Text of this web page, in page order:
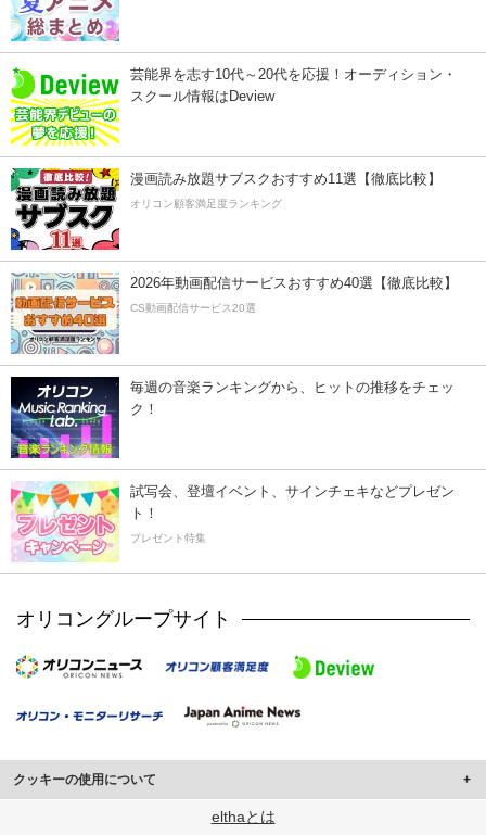
芸能界を志す10代～20代を応援！オーディション・
スクール情報はDeview
漫画読み放題サブスクおすすめ11選【徹底比較】
オリコン顧客満足度ランキング
2026年動画配信サービスおすすめ40選【徹底比較】
CS動画配信サービス20選
毎週の音楽ランキングから、ヒットの推移をチェッ
ク！
試写会、登壇イベント、サインチェキなどプレゼン
ト！
プレゼント特集
オリコングループサイト
クッキーの使用について
このサイトでは Cookie を使用して、ユーザーに合わせたコンテンツや広告の
elthaとは